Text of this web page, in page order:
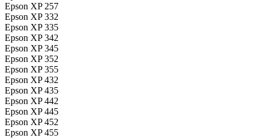
Epson XP 257
Epson XP 332
Epson XP 335
Epson XP 342
Epson XP 345
Epson XP 352
Epson XP 355
Epson XP 432
Epson XP 435
Epson XP 442
Epson XP 445
Epson XP 452
Epson XP 455